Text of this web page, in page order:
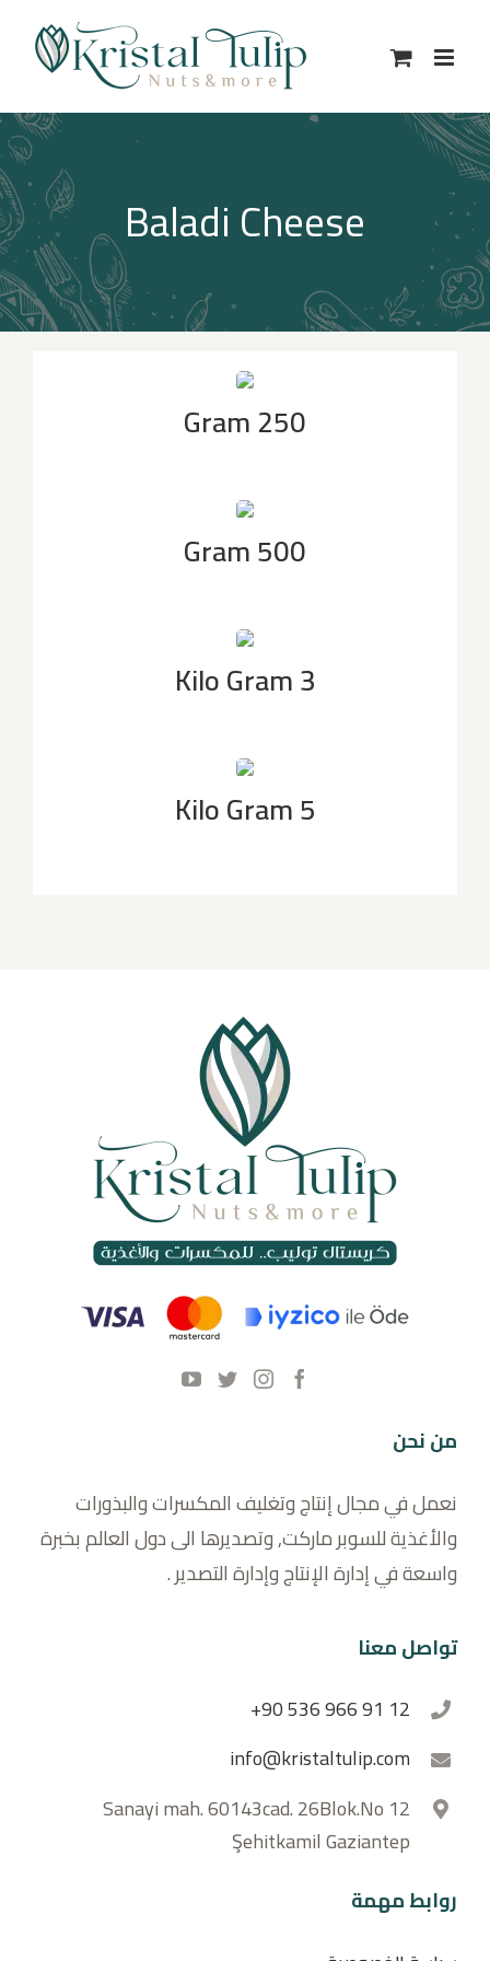
Baladi Cheese
250 Gram
500 Gram
3 Kilo Gram
5 Kilo Gram
من نحن
نعمل في مجال إنتاج وتغليف المكسرات والبذورات
والأغذية للسوبر ماركت, وتصديرها الى دول العالم بخبرة
واسعة في إدارة الإنتاج وإدارة التصدير .
تواصل معنا
+90 536 966 91 12
info@kristaltulip.com
Sanayi mah. 60143cad. 26Blok.No 12
Şehitkamil Gaziantep
روابط مهمة